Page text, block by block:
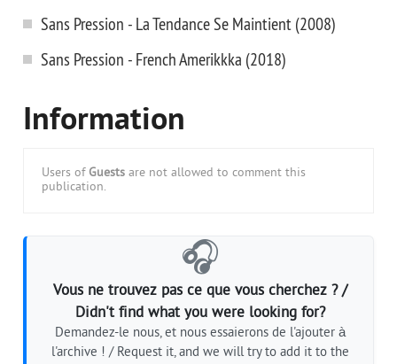
Sans Pression - La Tendance Se Maintient (2008)
Sans Pression - French Amerikkka (2018)
Information
Users of Guests are not allowed to comment this
publication.
🎧
Vous ne trouvez pas ce que vous cherchez ? /
Didn't find what you were looking for?
Demandez-le nous, et nous essaierons de l'ajouter à
l'archive ! / Request it, and we will try to add it to the